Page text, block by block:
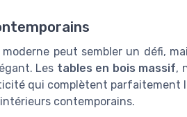
moderne peut sembler un défi,
Les tables en bois massif,
qui complètent parfaitement
contemporains.